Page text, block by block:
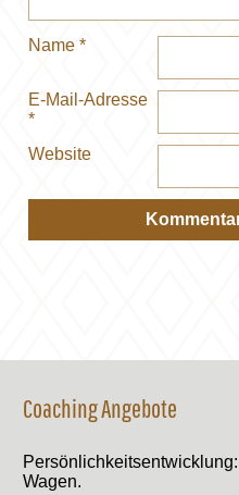
Name*
E-Mail-Adresse
*
Website
Coaching Angebote
Wagen.